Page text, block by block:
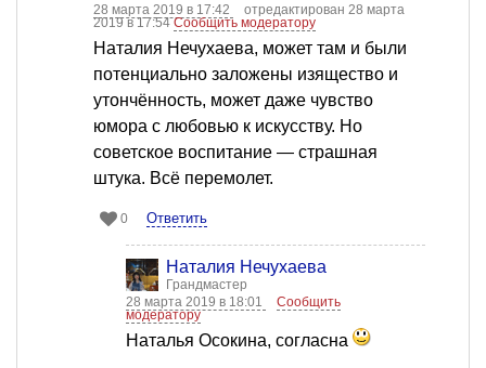
28 марта 2019 в 17:42
отредактирован 28 марта
2019 в 17:54Сообщить модератору
Наталия Нечухаева, может там и были
потенциально заложены изящество и
утончённость, может даже чувство
юмора с любовью к искусству. Но
советское воспитание — страшная
штука. Всё перемолет.
0 Ответить
Наталия Нечухаева
Грандмастер
28 марта 2019 в 18:01
Сообщить
модератору
Наталья Осокина, согласна